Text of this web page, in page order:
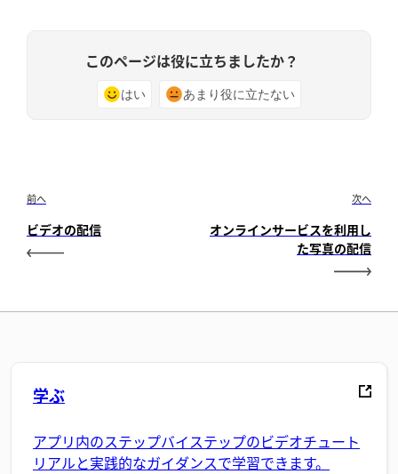
このページは役に立ちましたか？
はい あまり役に立たない
前へ
ビデオの配信
次へ
オンラインサービスを利用し
た写真の配信
学ぶ
アプリ内のステップバイステップのビデオチュート
リアルと実践的なガイダンスで学習できます。